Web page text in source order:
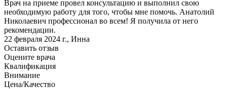
Врач на приеме провел консультацию и выполнил свою
необходимую работу для того, чтобы мне помочь. Анатолий
Николаевич профессионал во всем! Я получила от него
рекомендации.
22 февраля 2024 г., Инна
Оставить отзыв
Оцените врача
Квалификация
Внимание
Цена/Качество